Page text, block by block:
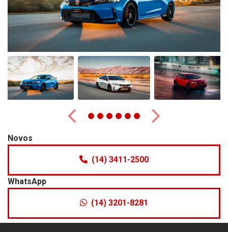
Anterior
Próximo
Novos
(14) 3411-2500
WhatsApp
(14) 3201-8281